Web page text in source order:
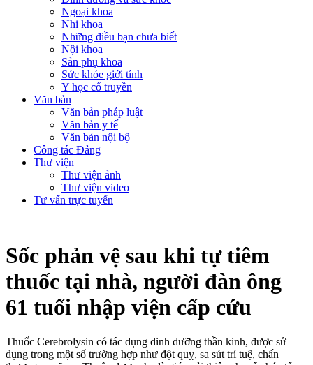
Ngoại khoa
Nhi khoa
Những điều bạn chưa biết
Nội khoa
Sản phụ khoa
Sức khỏe giới tính
Y học cổ truyền
Văn bản
Văn bản pháp luật
Văn bản y tế
Văn bản nội bộ
Công tác Đảng
Thư viện
Thư viện ảnh
Thư viện video
Tư vấn trực tuyến
Sốc phản vệ sau khi tự tiêm
thuốc tại nhà, người đàn ông
61 tuổi nhập viện cấp cứu
Thuốc Cerebrolysin có tác dụng dinh dưỡng thần kinh, được sử
dụng trong một số trường hợp như đột quỵ, sa sút trí tuệ, chấn